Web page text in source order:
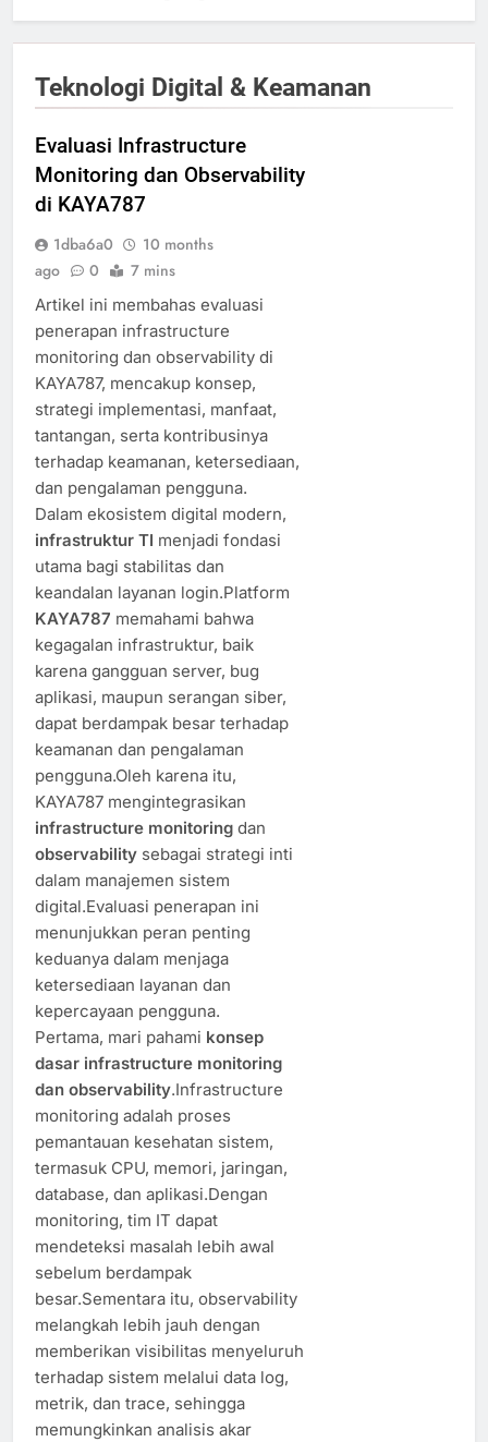
Teknologi Digital & Keamanan
Evaluasi Infrastructure
Monitoring dan Observability
di KAYA787
1dba6a0
10 months
ago
0 7 mins
Artikel ini membahas evaluasi
penerapan infrastructure
monitoring dan observability di
KAYA787, mencakup konsep,
strategi implementasi, manfaat,
tantangan, serta kontribusinya
terhadap keamanan, ketersediaan,
dan pengalaman pengguna.
Dalam ekosistem digital modern,
infrastruktur TI menjadi fondasi
utama bagi stabilitas dan
keandalan layanan login.Platform
KAYA787 memahami bahwa
kegagalan infrastruktur, baik
karena gangguan server, bug
aplikasi, maupun serangan siber,
dapat berdampak besar terhadap
keamanan dan pengalaman
pengguna.Oleh karena itu,
KAYA787 mengintegrasikan
infrastructure monitoring dan
observability sebagai strategi inti
dalam manajemen sistem
digital.Evaluasi penerapan ini
menunjukkan peran penting
keduanya dalam menjaga
ketersediaan layanan dan
kepercayaan pengguna.
Pertama, mari pahami konsep
dasar infrastructure monitoring
dan observability.Infrastructure
monitoring adalah proses
pemantauan kesehatan sistem,
termasuk CPU, memori, jaringan,
database, dan aplikasi.Dengan
monitoring, tim IT dapat
mendeteksi masalah lebih awal
sebelum berdampak
besar.Sementara itu, observability
melangkah lebih jauh dengan
memberikan visibilitas menyeluruh
terhadap sistem melalui data log,
metrik, dan trace, sehingga
memungkinkan analisis akar